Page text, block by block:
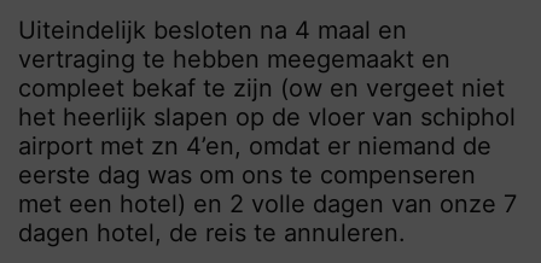
Uiteindelijk besloten na 4 maal en
vertraging te hebben meegemaakt en
compleet bekaf te zijn (ow en vergeet niet
het heerlijk slapen op de vloer van schiphol
airport met zn 4’en, omdat er niemand de
eerste dag was om ons te compenseren
met een hotel) en 2 volle dagen van onze 7
dagen hotel, de reis te annuleren.